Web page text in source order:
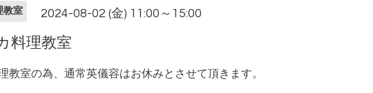
教室 2024-08-02 (金) 11:00～15:00
料理教室
教室の為、通常英儀容はお休みとさせて頂きます。